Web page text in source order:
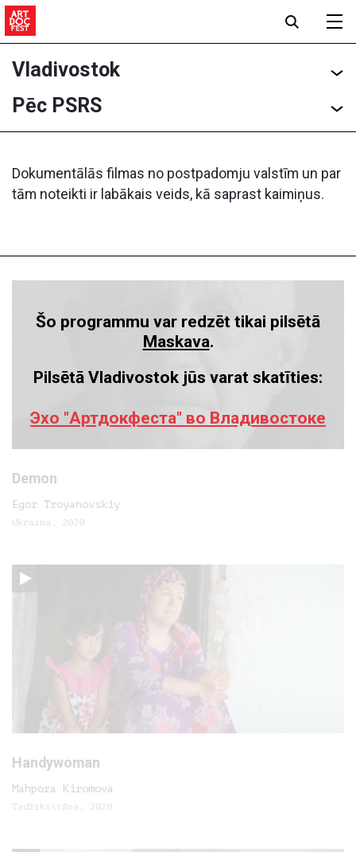
Vladivostok
Pēc PSRS
Dokumentālās filmas no postpadomju valstīm un par
tām noteikti ir labākais veids, kā saprast kaimiņus.
Demon
Egor Troyanovskiy
Ukraina, 2020
Handywoman
Mahpora Kiromova
Tadžikistāna, 2020
Šo programmu var redzēt tikai pilsētā
Maskava.
Pilsētā Vladivostok jūs varat skatīties:
Эхо "Артдокфеста" во Владивостоке